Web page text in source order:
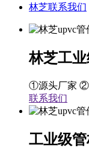
林芝联系我们
林芝工
①源头厂家 ②
联系我们
工业级